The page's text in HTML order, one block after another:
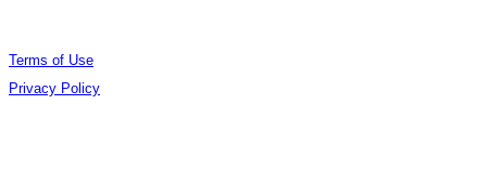
Terms of Use
Privacy Policy